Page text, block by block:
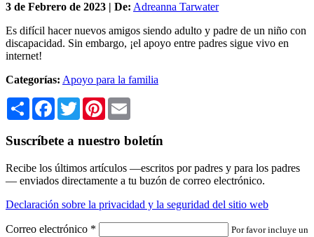
3 de Febrero de 2023 | De: Adreanna Tarwater
Es difícil hacer nuevos amigos siendo adulto y padre de un niño con
discapacidad. Sin embargo, ¡el apoyo entre padres sigue vivo en
internet!
Categorías: Apoyo para la familia
Share Facebook
TwitterPinterest
Suscríbete a nuestro boletín
Recibe los últimos artículos —escritos por padres y para los padres
— enviados directamente a tu buzón de correo electrónico.
Declaración sobre la privacidad y la seguridad del sitio web
Correo electrónico *
Por favor incluye un